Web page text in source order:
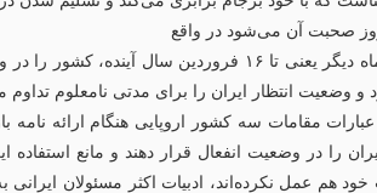
صحبت آن می‌شود در واقع
شش ماه دیگر یعنی تا ۱۶ فروردین
وضعیت انتظار ایران را برای مدتی نامعلوم تداوم
عبارات مقامات سه کشور اروپایی هنگام ارائه
را در وضعیت انفعال قرار دهند و مانع
خود هم عمل نکرده‌اند، ادبیات اکثر مسئولان